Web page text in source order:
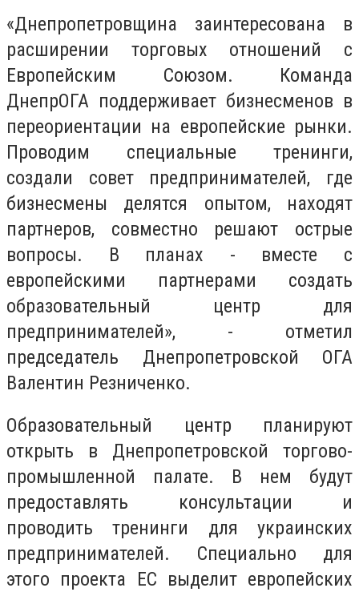
«Днепропетровщина заинтересована в
расширении торговых отношений с
Европейским Союзом. Команда
ДнепрОГА поддерживает бизнесменов в
переориентации на европейские рынки.
Проводим специальные тренинги,
создали совет предпринимателей, где
бизнесмены делятся опытом, находят
партнеров, совместно решают острые
вопросы. В планах - вместе с
европейскими партнерами создать
образовательный центр для
предпринимателей», - отметил
председатель Днепропетровской ОГА
Валентин Резниченко.
Образовательный центр планируют
открыть в Днепропетровской торгово-
промышленной палате. В нем будут
предоставлять консультации и
проводить тренинги для украинских
предпринимателей. Специально для
этого проекта ЕС выделит европейских